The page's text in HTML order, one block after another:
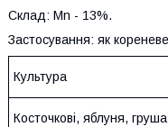
Склад: Mn - 13%.
Застосування: як
Культура
Косточкові, яблуня, груша